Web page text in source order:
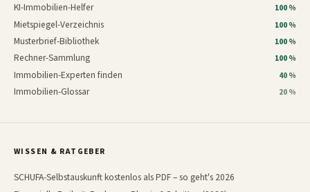
KI-Immobilien-Helfer 100 %
Mietspiegel-Verzeichnis 100 %
Musterbrief-Bibliothek 100 %
Rechner-Sammlung 100 %
Immobilien-Experten finden 40 %
Immobilien-Glossar 20 %
WISSEN & RATGEBER
SCHUFA-Selbstauskunft kostenlos als PDF – so geht's 2026